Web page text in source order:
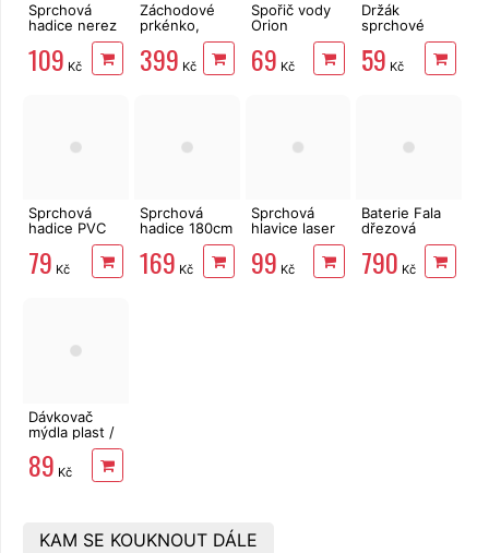
Sprchová
hadice nerez
Viking
109 Kč
Záchodové
prkénko,
samosklápění,
soft close, PP
399 Kč
Spořič vody
Orion
chromovaný
69 Kč
Držák
sprchové
chrom
59 Kč
Sprchová
hadice PVC
150 cm Viking
79 Kč
Sprchová
hadice 180cm
nerez,
Freshhh
169 Kč
Sprchová
hlavice laser
eko, 75mm,
2funkční
Viking
99 Kč
Baterie Fala
dřezová
černá
790 Kč
Dávkovač
mýdla plast /
WHITNEY
0,33 l
89 Kč
KAM SE KOUKNOUT DÁLE